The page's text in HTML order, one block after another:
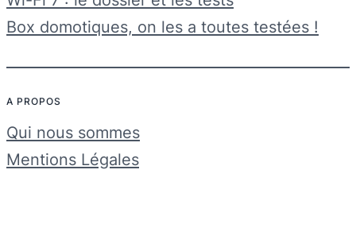
Box domotiques, on les a toutes testées !
A PROPOS
Qui nous sommes
Mentions Légales